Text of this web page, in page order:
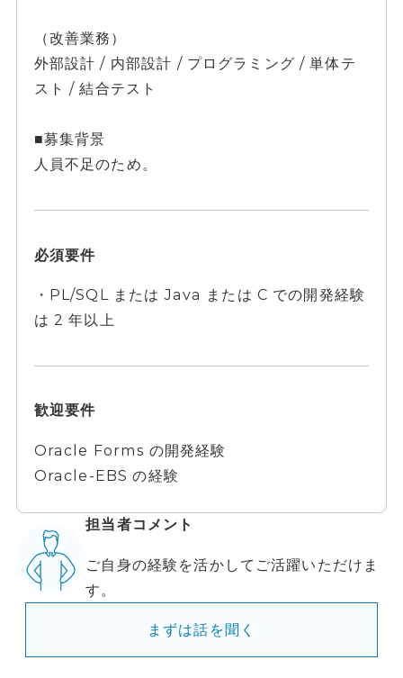
（改善業務）
外部設計 / 内部設計 / プログラミング / 単体テ
スト / 結合テスト
■募集背景
人員不足のため。
必須要件
・PL/SQL または Java または C での開発経験
は 2 年以上
歓迎要件
Oracle Forms の開発経験
Oracle-EBS の経験
担当者コメント
ご自身の経験を活かしてご活躍いただけま
す。
まずは話を聞く